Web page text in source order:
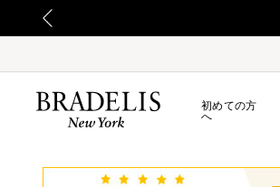
初めての方
へ